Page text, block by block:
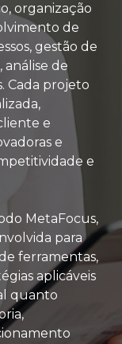
organização
de
gestão de
de
Cada projeto
e
e
e
MetaFocus,
para
ferramentas,
aplicáveis
quanto